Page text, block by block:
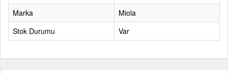
Marka
Miola
Stok Durumu
Var